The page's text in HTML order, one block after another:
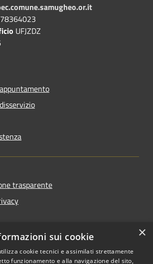
UFJZDZ
trasparente
accessibilità
×
sui cookie
cookie tecnici e assimilati strettamente
funzionamento e alla navigazione del sito,